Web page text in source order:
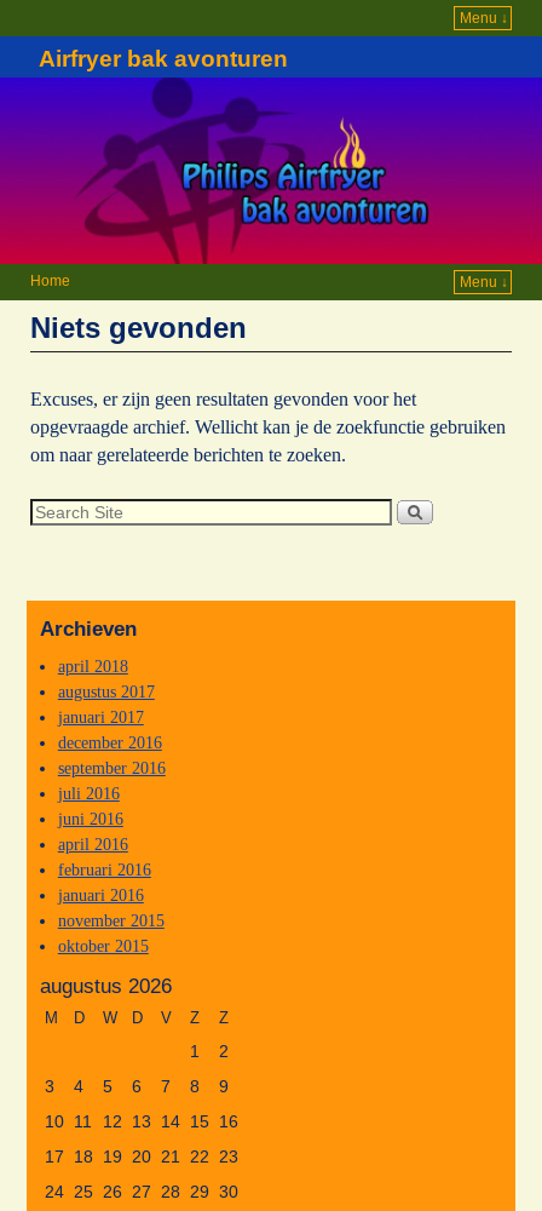
Menu ↓
Airfryer bak avonturen
Home Menu ↓
Niets gevonden
Excuses, er zijn geen resultaten gevonden voor het
opgevraagde archief. Wellicht kan je de zoekfunctie gebruiken
om naar gerelateerde berichten te zoeken.
Archieven
april 2018
augustus 2017
januari 2017
december 2016
september 2016
juli 2016
juni 2016
april 2016
februari 2016
januari 2016
november 2015
oktober 2015
augustus 2026
M D W D V Z Z
1
2
3
4 5 6 7 8
9
10 11 12 13 14 15 16
17
18 19 20 21 22
23
24 25 26 27 28 29 30